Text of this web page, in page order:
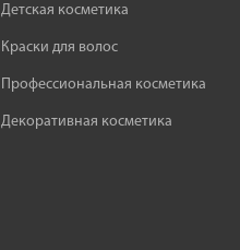
Детская косметика
Краски для волос
Профессиональная косметика
Декоративная косметика